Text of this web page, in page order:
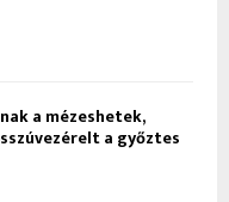
a mézeshetek,
a győztes